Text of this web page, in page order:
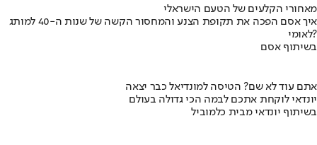
מאחורי הקלעים של הטעם הישראלי
איך אסם הפכה את תקופת הצנע והמחסור הקשה של שנות ה-40 למותג
לאומי?
בשיתוף אסם
אתם עוד לא שם? הטיסה למונדיאל כבר יצאה
יונדאי לוקחת אתכם לבמה הכי גדולה בעולם
בשיתוף יונדאי מבית כלמוביל